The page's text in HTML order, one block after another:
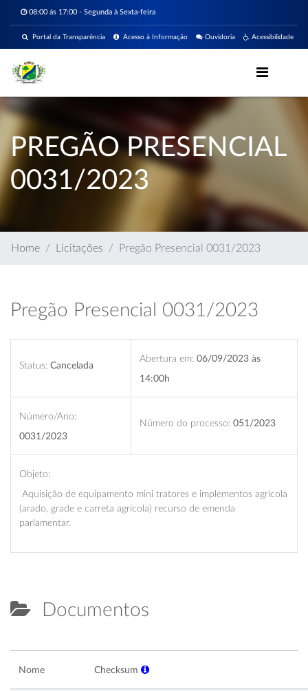
08:00 ás 17:00 - Segunda à Sexta-feira
Acessibilidade
Ouvidoria
Acesso à Informação
Portal da Transparência
PREGÃO PRESENCIAL
0031/2023
Home Licitações Pregão Presencial 0031/2023
Pregão Presencial 0031/2023
Status: Cancelada
Abertura em: 06/09/2023 às
14:00h
Número/Ano:
0031/2023
Número do processo: 051/2023
Objeto:
Aquisição de equipamento mini tratores e implementos agrícola
(arado, grade e carreta agrícola) recurso de emenda
parlamentar.
Documentos
Nome Checksum